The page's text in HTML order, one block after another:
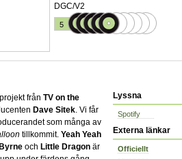
DGC/V2
5
Lyssna
Spotify
Externa länkar
Officiellt
från TV on the
Dave Sitek. Vi får
som många av
tillkommit. Yeah Yeah
och Little Dragon är